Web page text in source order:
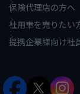
保険代理店の方へ
社用車を売りたい
提携企業様向け社